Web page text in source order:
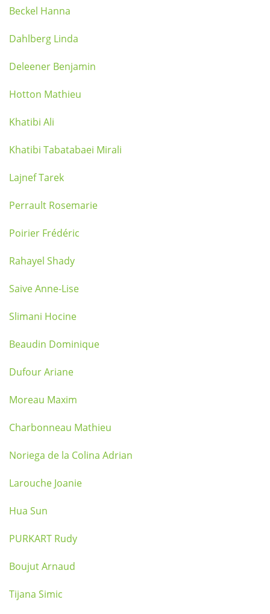
Beckel Hanna
Dahlberg Linda
Deleener Benjamin
Hotton Mathieu
Khatibi Ali
Khatibi Tabatabaei Mirali
Lajnef Tarek
Perrault Rosemarie
Poirier Frédéric
Rahayel Shady
Saive Anne-Lise
Slimani Hocine
Beaudin Dominique
Dufour Ariane
Moreau Maxim
Charbonneau Mathieu
Noriega de la Colina Adrian
Larouche Joanie
Hua Sun
PURKART Rudy
Boujut Arnaud
Tijana Simic